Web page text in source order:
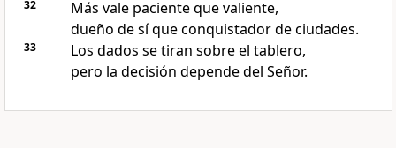
32
Más vale paciente que valiente,
dueño de sí que conquistador de ciudades.
33
Los dados se tiran sobre el tablero,
pero la decisión depende del Señor.